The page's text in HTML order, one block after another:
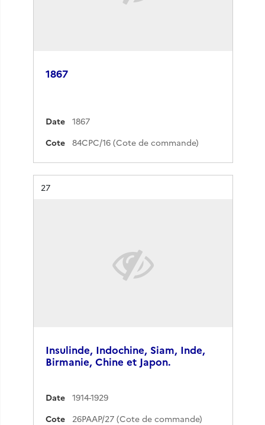
1867
Date
1867
Cote
84CPC/16 (Cote de commande)
Résultat n°
27
Insulinde, Indochine, Siam, Inde,
Birmanie, Chine et Japon.
Date
1914-1929
Cote
26PAAP/27 (Cote de commande)